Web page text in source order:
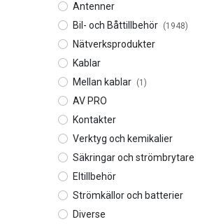
Antenner
Bil- och Båttillbehör
(1948)
Nätverksprodukter
Kablar
Mellan kablar
(1)
AV PRO
Kontakter
Verktyg och kemikalier
Säkringar och strömbrytare
Eltillbehör
Strömkällor och batterier
Diverse